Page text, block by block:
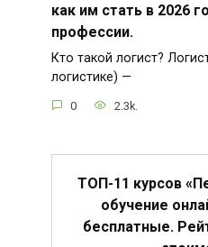
как им стать в 2026
профессии.
Кто такой логист?
логистике) —
0 2.3k.
ТОП-11 курсов
обучение
бесплатные.